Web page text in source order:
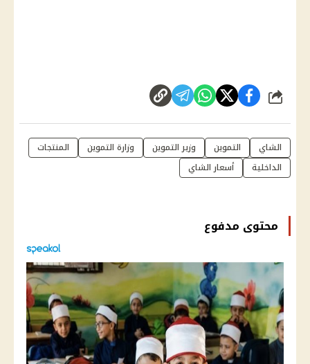
شارك
الشاي التموين وزير التموين وزارة التموين
المنتجات
الداخلية
أسعار الشاي
محتوى مدفوع